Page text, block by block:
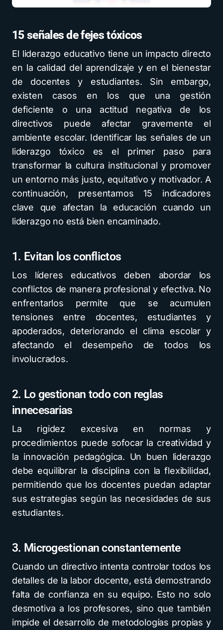
15 señales de fejes tóxicos
El liderazgo educativo tiene un impacto directo
en la calidad del aprendizaje y en el bienestar
de docentes y estudiantes. Sin embargo,
existen casos en los que una gestión
deficiente o una actitud negativa de los
directivos puede afectar gravemente el
ambiente escolar. Identificar las señales de un
liderazgo tóxico es el primer paso para
transformar la cultura institucional y promover
un entorno más justo, equitativo y motivador. A
continuación, presentamos 15 indicadores
clave que afectan la educación cuando un
liderazgo no está bien encaminado.
1. Evitan los conflictos
Los líderes educativos deben abordar los
conflictos de manera profesional y efectiva. No
enfrentarlos permite que se acumulen
tensiones entre docentes, estudiantes y
apoderados, deteriorando el clima escolar y
afectando el desempeño de todos los
involucrados.
2. Lo gestionan todo con reglas
innecesarias
La rigidez excesiva en normas y
procedimientos puede sofocar la creatividad y
la innovación pedagógica. Un buen liderazgo
debe equilibrar la disciplina con la flexibilidad,
permitiendo que los docentes puedan adaptar
sus estrategias según las necesidades de sus
estudiantes.
3. Microgestionan constantemente
Cuando un directivo intenta controlar todos los
detalles de la labor docente, está demostrando
falta de confianza en su equipo. Esto no solo
desmotiva a los profesores, sino que también
impide el desarrollo de metodologías propias y